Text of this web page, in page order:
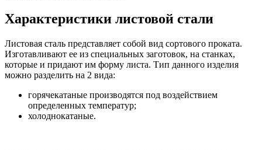
Характеристики листовой стали
Листовая сталь представляет собой вид сортового проката.
Изготавливают ее из специальных заготовок, на станках,
которые и придают им форму листа. Тип данного изделия
можно разделить на 2 вида:
горячекатаные производятся под воздействием
определенных температур;
холоднокатаные.